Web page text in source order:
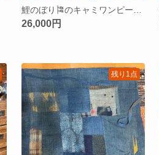
26,000円
残り1点